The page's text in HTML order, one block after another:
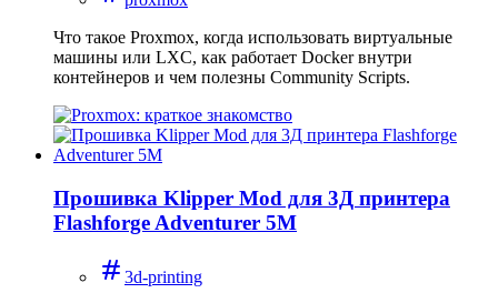
Что такое Proxmox, когда использовать виртуальные
машины или LXC, как работает Docker внутри
контейнеров и чем полезны Community Scripts.
Прошивка Klipper Mod для 3Д принтера
Flashforge Adventurer 5M
3d-printing